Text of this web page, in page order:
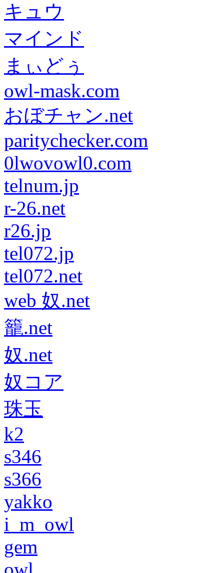
キュウ
マインド
まぃどぅ
owl-mask.com
おぼチャン.net
paritychecker.com
0lwovowl0.com
telnum.jp
r-26.net
r26.jp
tel072.jp
tel072.net
web 奴.net
籠.net
奴.net
奴コア
珠玉
k2
s346
s366
yakko
i_m_owl
gem